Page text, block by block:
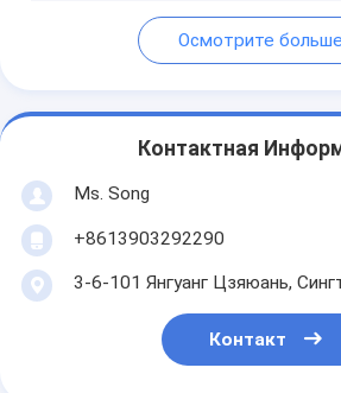
Осмотрите больше
Контактная
Ms. Song
+8613903292290
3-6-101 Янгуанг Цзяюань,
Контакт